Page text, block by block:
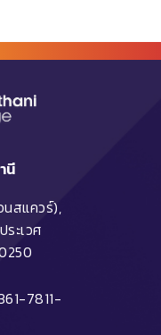
นี
สแควร์),
ะเวศ
7811-